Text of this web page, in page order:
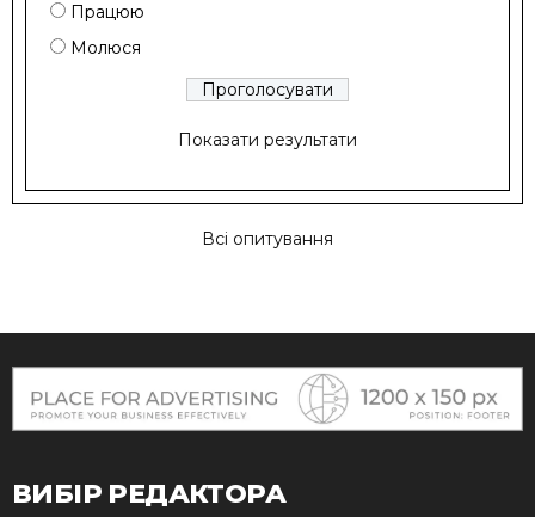
Працюю
Молюся
Показати результати
Всі опитування
ВИБІР РЕДАКТОРА